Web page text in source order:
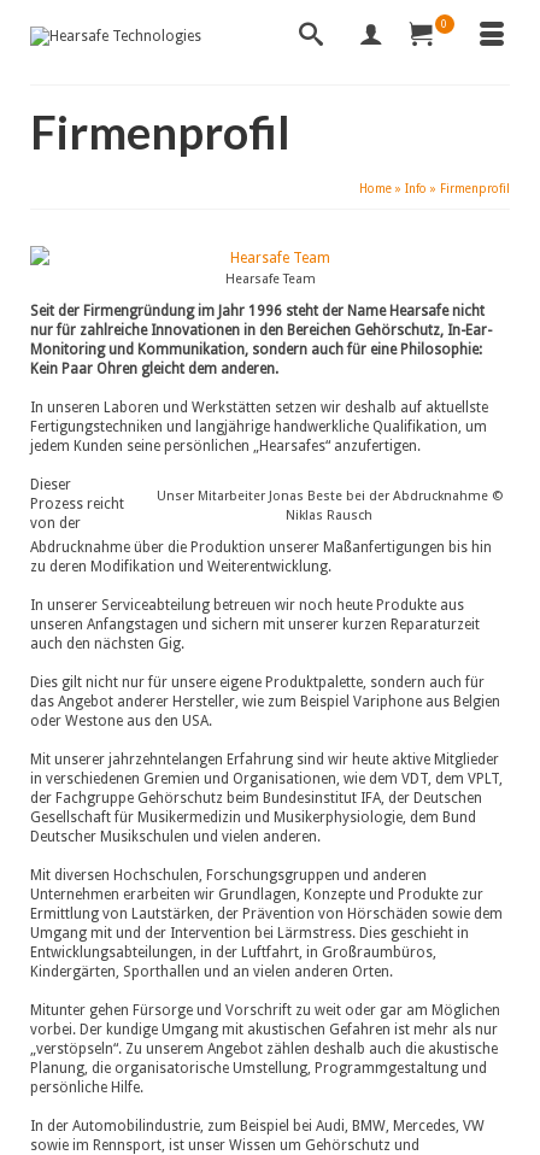
0
Firmenprofil
Home » Info » Firmenprofil
Hearsafe Team
Seit der Firmengründung im Jahr 1996 steht der Name Hearsafe nicht
nur für zahlreiche Innovationen in den Bereichen Gehörschutz, In-Ear-
Monitoring und Kommunikation, sondern auch für eine Philosophie:
Kein Paar Ohren gleicht dem anderen.
In unseren Laboren und Werkstätten setzen wir deshalb auf aktuellste
Fertigungstechniken und langjährige handwerkliche Qualifikation, um
jedem Kunden seine persönlichen „Hearsafes“ anzufertigen.
Unser Mitarbeiter Jonas Beste bei der Abdrucknahme ©
Niklas Rausch
Dieser
Prozess reicht
von der
Abdrucknahme über die Produktion unserer Maßanfertigungen bis hin
zu deren Modifikation und Weiterentwicklung.
In unserer Serviceabteilung betreuen wir noch heute Produkte aus
unseren Anfangstagen und sichern mit unserer kurzen Reparaturzeit
auch den nächsten Gig.
Dies gilt nicht nur für unsere eigene Produktpalette, sondern auch für
das Angebot anderer Hersteller, wie zum Beispiel Variphone aus Belgien
oder Westone aus den USA.
Mit unserer jahrzehntelangen Erfahrung sind wir heute aktive Mitglieder
in verschiedenen Gremien und Organisationen, wie dem VDT, dem VPLT,
der Fachgruppe Gehörschutz beim Bundesinstitut IFA, der Deutschen
Gesellschaft für Musikermedizin und Musikerphysiologie, dem Bund
Deutscher Musikschulen und vielen anderen.
Mit diversen Hochschulen, Forschungsgruppen und anderen
Unternehmen erarbeiten wir Grundlagen, Konzepte und Produkte zur
Ermittlung von Lautstärken, der Prävention von Hörschäden sowie dem
Umgang mit und der Intervention bei Lärmstress. Dies geschieht in
Entwicklungsabteilungen, in der Luftfahrt, in Großraumbüros,
Kindergärten, Sporthallen und an vielen anderen Orten.
Mitunter gehen Fürsorge und Vorschrift zu weit oder gar am Möglichen
vorbei. Der kundige Umgang mit akustischen Gefahren ist mehr als nur
„verstöpseln“. Zu unserem Angebot zählen deshalb auch die akustische
Planung, die organisatorische Umstellung, Programmgestaltung und
persönliche Hilfe.
In der Automobilindustrie, zum Beispiel bei Audi, BMW, Mercedes, VW
sowie im Rennsport, ist unser Wissen um Gehörschutz und